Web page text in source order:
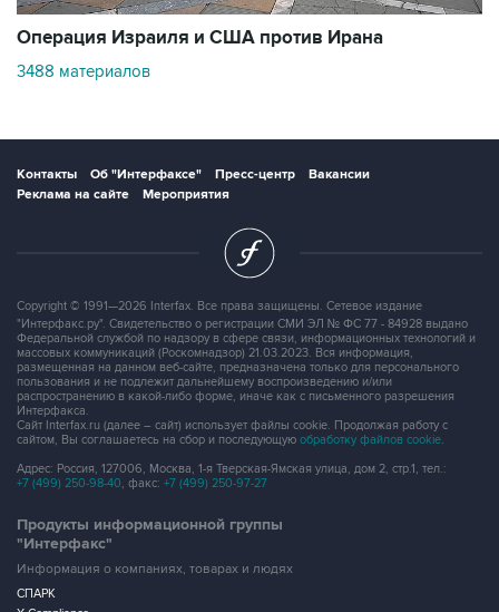
Операция Израиля и США против Ирана
3488 материалов
Контакты Об "Интерфаксе" Пресс-центр
Вакансии
Реклама на сайте
Мероприятия
Copyright © 1991—2026 Interfax. Все права защищены. Сетевое издание
"Интерфакс.ру". Свидетельство о регистрации СМИ ЭЛ № ФС 77 - 84928 выдано
Федеральной службой по надзору в сфере связи, информационных технологий и
массовых коммуникаций (Роскомнадзор) 21.03.2023. Вся информация,
размещенная на данном веб-сайте, предназначена только для персонального
пользования и не подлежит дальнейшему воспроизведению и/или
распространению в какой-либо форме, иначе как с письменного разрешения
Интерфакса.
Сайт Interfax.ru (далее – сайт) использует файлы cookie. Продолжая работу с
сайтом, Вы соглашаетесь на сбор и последующую обработку файлов cookie.
Адрес: Россия, 127006, Москва, 1-я Тверская-Ямская улица, дом 2, стр.1, тел.:
+7 (499) 250-98-40, факс: +7 (499) 250-97-27
Продукты информационной группы
"Интерфакс"
Информация о компаниях, товарах и людях
СПАРК